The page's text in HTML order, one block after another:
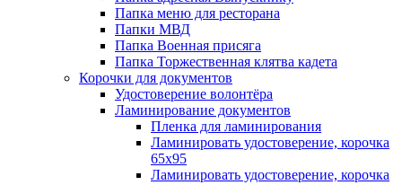
Папка меню для ресторана
Папки МВД
Папка Военная присяга
Папка Торжественная клятва кадета
Корочки для документов
Удостоверение волонтёра
Ламинирование документов
Пленка для ламинирования
Ламинировать удостоверение, корочка
65х95
Ламинировать удостоверение, корочка